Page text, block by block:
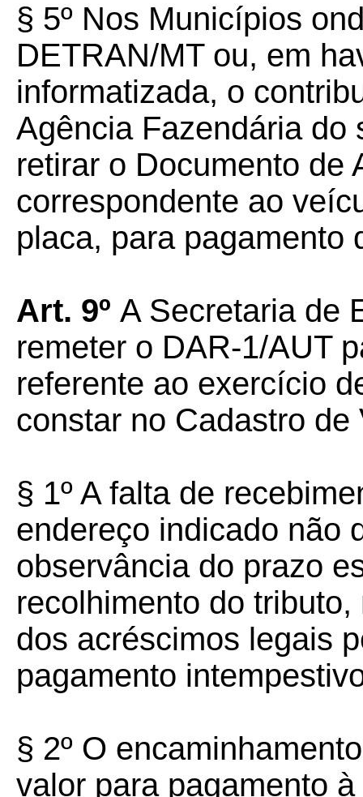
§ 5º Nos Municípios
DETRAN/MT ou, em
informatizada, o
Agência Fazendária do
retirar o Documento de
correspondente ao
placa, para pagamento
Art. 9º A Secretaria de
remeter o DAR-1/AUT
referente ao exercício
constar no Cadastro
§ 1º A falta de
endereço indicado não
observância do prazo
recolhimento do
dos acréscimos legais
pagamento
§ 2º O
valor para pagamento